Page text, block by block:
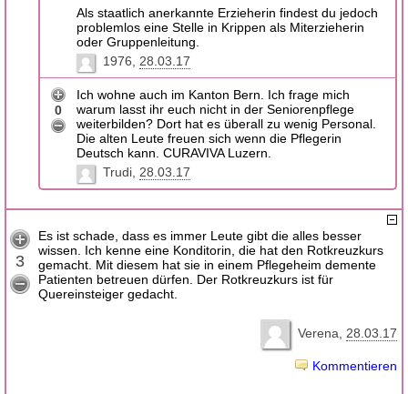
Als staatlich anerkannte Erzieherin findest du jedoch
problemlos eine Stelle in Krippen als Miterzieherin
oder Gruppenleitung.
1976 28.03.17
0
Ich wohne auch im Kanton Bern. Ich frage mich
warum lasst ihr euch nicht in der Seniorenpflege
weiterbilden? Dort hat es überall zu wenig Personal.
Die alten Leute freuen sich wenn die Pflegerin
Deutsch kann. CURAVIVA Luzern.
Trudi 28.03.17
3
Es ist schade, dass es immer Leute gibt die alles besser
wissen. Ich kenne eine Konditorin, die hat den Rotkreuzkurs
gemacht. Mit diesem hat sie in einem Pflegeheim demente
Patienten betreuen dürfen. Der Rotkreuzkurs ist für
Quereinsteiger gedacht.
Verena 28.03.17
Kommentieren